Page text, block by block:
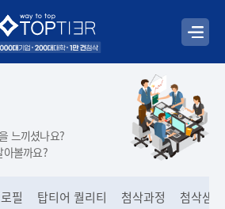
느끼셨나요?
아볼까요?
필 탑티어 퀄리티 첨삭과정 첨삭샘플